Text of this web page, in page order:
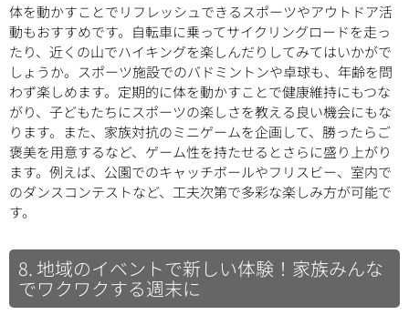
体を動かすことでリフレッシュできるスポーツやアウトドア活
動もおすすめです。自転車に乗ってサイクリングロードを走っ
たり、近くの山でハイキングを楽しんだりしてみてはいかがで
しょうか。スポーツ施設でのバドミントンや卓球も、年齢を問
わず楽しめます。定期的に体を動かすことで健康維持にもつな
がり、子どもたちにスポーツの楽しさを教える良い機会にもな
ります。また、家族対抗のミニゲームを企画して、勝ったらご
褒美を用意するなど、ゲーム性を持たせるとさらに盛り上がり
ます。例えば、公園でのキャッチボールやフリスビー、室内で
のダンスコンテストなど、工夫次第で多彩な楽しみ方が可能で
す。
8. 地域のイベントで新しい体験！家族みんな
でワクワクする週末に